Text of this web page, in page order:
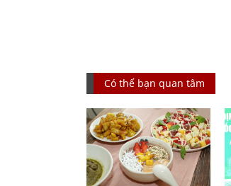
Có thể bạn quan tâm